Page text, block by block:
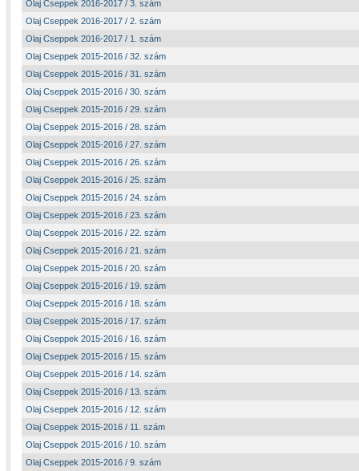
Olaj Cseppek 2016-2017 / 3. szám
Olaj Cseppek 2016-2017 / 2. szám
Olaj Cseppek 2016-2017 / 1. szám
Olaj Cseppek 2015-2016 / 32. szám
Olaj Cseppek 2015-2016 / 31. szám
Olaj Cseppek 2015-2016 / 30. szám
Olaj Cseppek 2015-2016 / 29. szám
Olaj Cseppek 2015-2016 / 28. szám
Olaj Cseppek 2015-2016 / 27. szám
Olaj Cseppek 2015-2016 / 26. szám
Olaj Cseppek 2015-2016 / 25. szám
Olaj Cseppek 2015-2016 / 24. szám
Olaj Cseppek 2015-2016 / 23. szám
Olaj Cseppek 2015-2016 / 22. szám
Olaj Cseppek 2015-2016 / 21. szám
Olaj Cseppek 2015-2016 / 20. szám
Olaj Cseppek 2015-2016 / 19. szám
Olaj Cseppek 2015-2016 / 18. szám
Olaj Cseppek 2015-2016 / 17. szám
Olaj Cseppek 2015-2016 / 16. szám
Olaj Cseppek 2015-2016 / 15. szám
Olaj Cseppek 2015-2016 / 14. szám
Olaj Cseppek 2015-2016 / 13. szám
Olaj Cseppek 2015-2016 / 12. szám
Olaj Cseppek 2015-2016 / 11. szám
Olaj Cseppek 2015-2016 / 10. szám
Olaj Cseppek 2015-2016 / 9. szám